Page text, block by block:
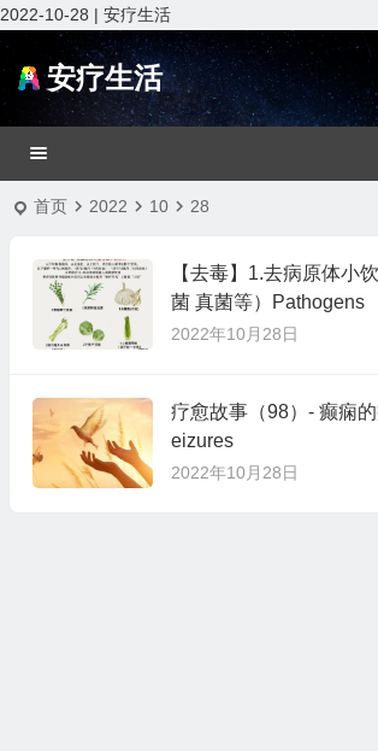
2022-10-28 | 安疗生活
安疗生活
首页 2022 10 28
【去毒】1.去病原体小
菌 真菌等）Pathogens
2022年10月28日
疗愈故事（98）- 癫痫
eizures
2022年10月28日